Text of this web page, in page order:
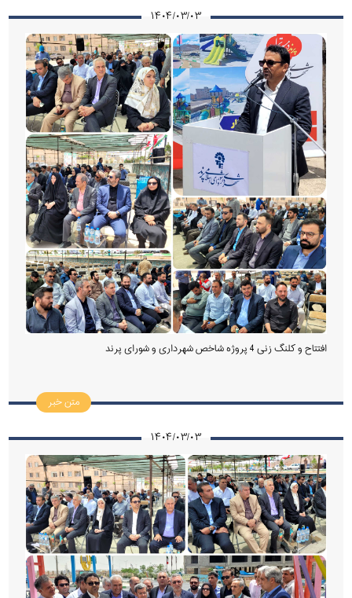
۱۴۰۴/۰۳/۰۳
افتتاح و کلنگ زنی 4 پروژه شاخص شهرداری و شورای پرند
متن خبر
۱۴۰۴/۰۳/۰۳